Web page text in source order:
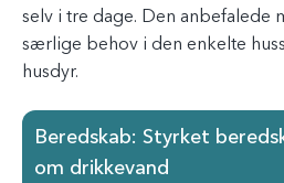
selv i tre dage. Den anbefalede
særlige behov i den enkelte
husdyr.
Beredskab: Styrket
om drikkevand